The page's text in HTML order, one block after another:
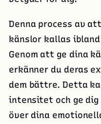
Denna process av
känslor kallas
Genom att ge dina
erkänner du deras
dem bättre. Detta
intensitet och ge
över dina